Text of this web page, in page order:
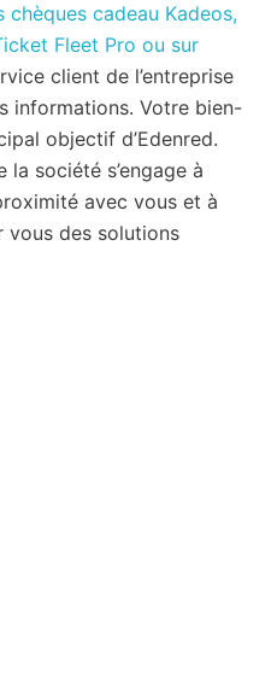
cadeau Kadeos,
Fleet Pro ou sur
client de l’entreprise
informations. Votre bien-
objectif d’Edenred.
la société s’engage à
avec vous et à
vous des solutions